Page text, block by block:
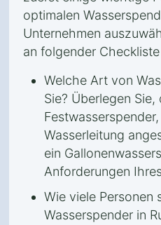
optimalen
Unternehmen
an folgender
Welche Art von
Sie? Überlegen Sie,
Wasserleitung
ein
Anforderungen
Wie viele Personen
Wasserspender in